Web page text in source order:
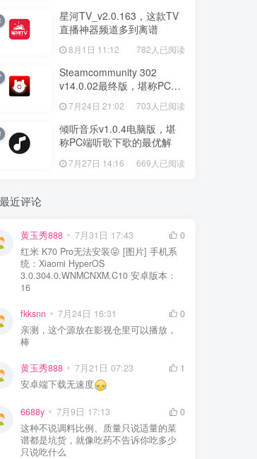
星河TV_v2.0.163，这款TV
直播神器频道多到离谱
8月1日 11:12 782人已阅读
Steamcommunity 302
v14.0.02最终版，堪称PC玩
家必备的网络工具箱
7月24日 21:02 703人已阅读
倾听音乐v1.0.4电脑版，堪
称PC端听歌下歌的最优解
7月27日 14:16 669人已阅读
最近评论
黄玉秀888 7月31日 17:43
0
红米 K70 Pro无法安装😝 [图片] 手机系
统：Xiaomi HyperOS
3.0.304.0.WNMCNXM.C10 安卓版本：
16
fkksnn 7月24日 16:31
0
亲测，这个源放在影视仓里可以播放，
棒
黄玉秀888 7月21日 07:23
1
安卓端下载无速度
6688y 7月9日 17:13
0
这种不说调料比例、质量只说适量的菜
谱都是坑货，就像吃药不告诉你吃多少
只说吃什么